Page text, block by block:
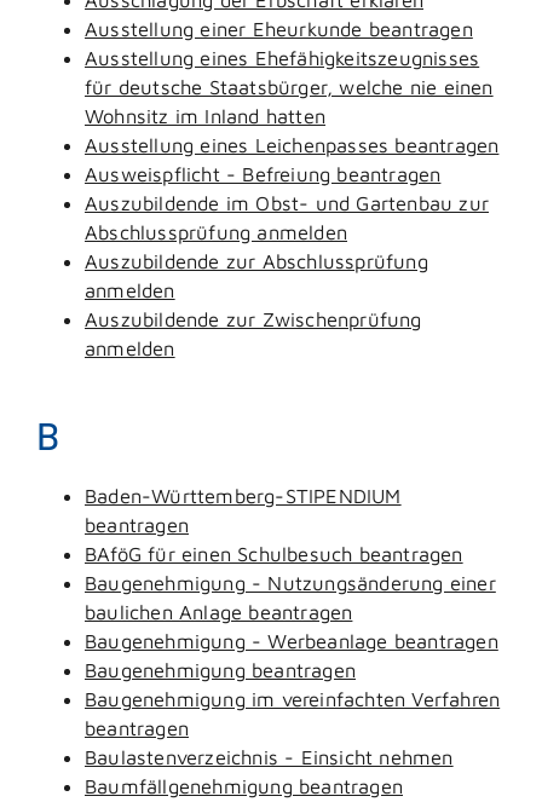
Ausstellung einer Eheurkunde beantragen
Ausstellung eines Ehefähigkeitszeugnisses
für deutsche Staatsbürger, welche nie einen
Wohnsitz im Inland hatten
Ausstellung eines Leichenpasses beantragen
Ausweispflicht - Befreiung beantragen
Auszubildende im Obst- und Gartenbau zur
Abschlussprüfung anmelden
Auszubildende zur Abschlussprüfung
anmelden
Auszubildende zur Zwischenprüfung
anmelden
B
Baden-Württemberg-STIPENDIUM
beantragen
BAföG für einen Schulbesuch beantragen
Baugenehmigung - Nutzungsänderung einer
baulichen Anlage beantragen
Baugenehmigung - Werbeanlage beantragen
Baugenehmigung beantragen
Baugenehmigung im vereinfachten Verfahren
beantragen
Baulastenverzeichnis - Einsicht nehmen
Baumfällgenehmigung beantragen